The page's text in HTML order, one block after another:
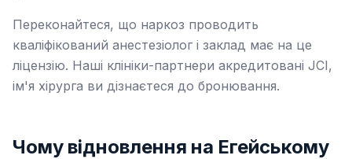
Переконайтеся, що наркоз проводить
кваліфікований анестезіолог і заклад має на це
ліцензію. Наші клініки-партнери акредитовані JCI,
ім'я хірурга ви дізнаєтеся до бронювання.
Чому відновлення на Егейському